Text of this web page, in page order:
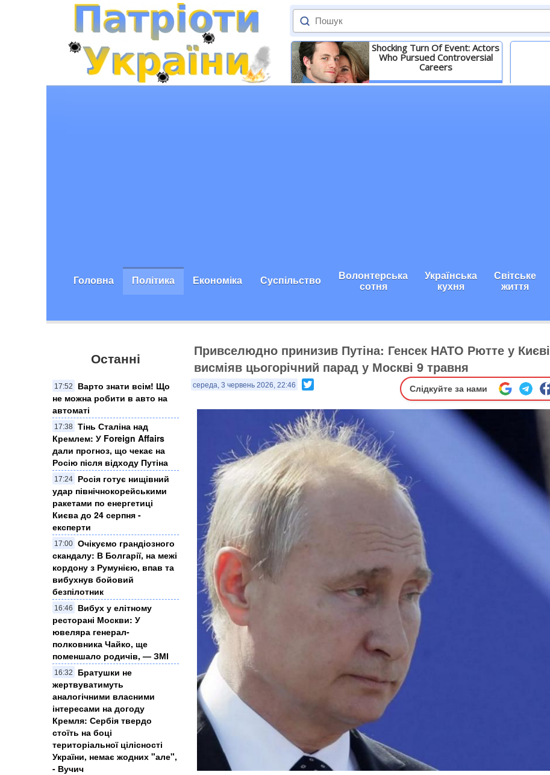
Shocking Turn Of Event: Actors
Who Pursued Controversial
Careers
Детальніше
Головна Політика Економіка Суспільство Волонтерська
сотня
Українська
кухня
Світське
життя
Останні
17:52
Варто знати всім! Що
не можна робити в авто на
автоматі
17:38 Тінь Сталіна над
Кремлем: У Foreign Affairs
дали прогноз, що чекає на
Росію після відходу Путіна
17:24
Росія готує нищівний
удар північнокорейськими
ракетами по енергетиці
Києва до 24 серпня -
експерти
17:00 Очікуємо грандіозного
скандалу: В Болгарії, на межі
кордону з Румунією, впав та
вибухнув бойовий
безпілотник
16:46
Вибух у елітному
ресторані Москви: У
ювеляра генерал-
полковника Чайко, ще
поменшало родичів, — ЗМІ
16:32
Братушки не
жертвуватимуть
аналогічними власними
інтересами на догоду
Кремля: Сербія твердо
стоїть на боці
територіальної цілісності
України, немає жодних "але",
- Вучич
Привселюдно принизив Путіна: Генсек НАТО Рютте у Києві
висміяв цьогорічний парад у Москві 9 травня
середа, 3 червень 2026, 22:46 Слідкуйте за нами